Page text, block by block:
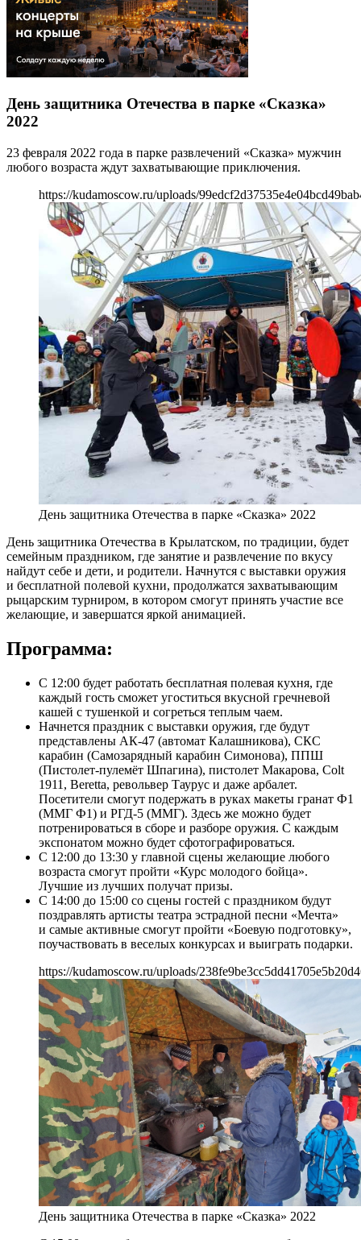
День защитника Отечества в парке «Сказка»
2022
23 февраля 2022 года в парке развлечений «Сказка» мужчин
любого возраста ждут захватывающие приключения.
https://kudamoscow.ru/uploads/
День защитника Отечества в парке «Сказка» 2022
День защитника Отечества в Крылатском, по традиции, будет
семейным праздником, где занятие и развлечение по вкусу
найдут себе и дети, и родители. Начнутся с выставки оружия
и бесплатной полевой кухни, продолжатся захватывающим
рыцарским турниром, в котором смогут принять участие все
желающие, и завершатся яркой анимацией.
Программа:
С 12:00 будет работать бесплатная полевая кухня, где
каждый гость сможет угоститься вкусной гречневой
кашей с тушенкой и согреться теплым чаем.
Начнется праздник с выставки оружия, где будут
представлены АК-47 (автомат Калашникова), СКС
карабин (Самозарядный карабин Симонова), ППШ
(Пистолет-пулемёт Шпагина), пистолет Макарова, Colt
1911, Beretta, револьвер Таурус и даже арбалет.
Посетители смогут подержать в руках макеты гранат Ф1
(ММГ Ф1) и РГД-5 (ММГ). Здесь же можно будет
потренироваться в сборе и разборе оружия. С каждым
экспонатом можно будет сфотографироваться.
С 12:00 до 13:30 у главной сцены желающие любого
возраста смогут пройти «Курс молодого бойца».
Лучшие из лучших получат призы.
С 14:00 до 15:00 со сцены гостей с праздником будут
поздравлять артисты театра эстрадной песни «Мечта»
и самые активные смогут пройти «Боевую подготовку»,
поучаствовать в веселых конкурсах и выиграть подарки.
https://kudamoscow.ru/uploads/
День защитника Отечества в парке «Сказка» 2022